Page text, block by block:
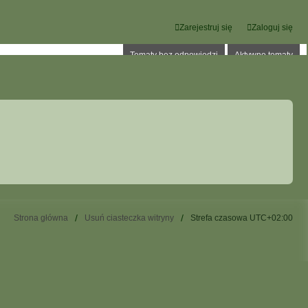
Zaloguj się
Zarejestruj się
Tematy bez odpowiedzi Aktywne tematy
Strona główna Usuń ciasteczka witryny Strefa czasowa UTC+02:00